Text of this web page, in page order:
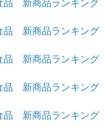
新商品ランキング
新商品ランキング
新商品ランキング
新商品ランキング